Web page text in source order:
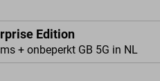
Edition
+ onbeperkt GB 5G in NL